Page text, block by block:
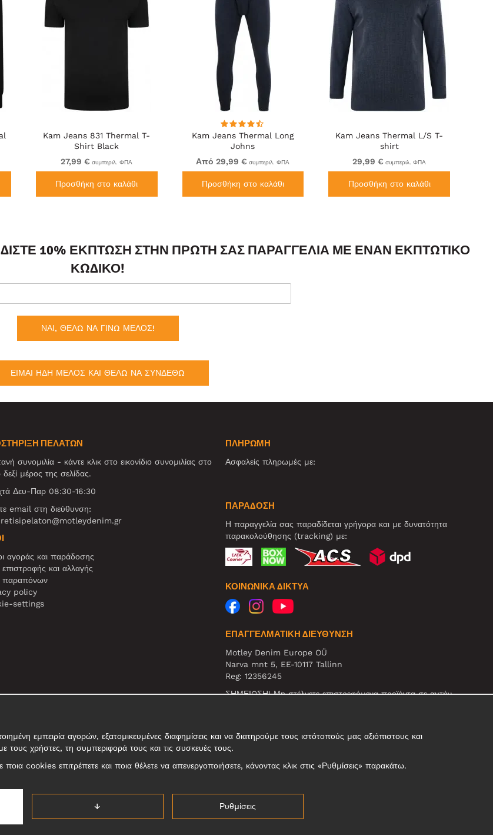
Kam Jeans 831 Thermal T-
Shirt Black
27,99 € συμπεριλ. ΦΠΑ
Προσθήκη στο καλάθι
Kam Jeans Thermal Long
Johns
Από 29,99 € συμπεριλ. ΦΠΑ
Προσθήκη στο καλάθι
Kam Jeans Thermal L/S T-
shirt
29,99 € συμπεριλ. ΦΠΑ
Προσθήκη στο καλάθι
10% ΈΚΠΤΩΣΗ ΣΤΗΝ ΠΡΏΤΗ ΣΑΣ ΠΑΡΑΓΓΕΛΊΑ ΜΕ ΈΝΑΝ ΕΚΠΤΩΤΙΚΌ
ΚΩΔΙΚΌ!
ΝΑΙ, ΘΕΛΩ ΝΑ ΓΙΝΩ ΜΕΛΟΣ!
ΕΙΜΑΙ ΗΔΗ ΜΕΛΟΣ ΚΑΙ ΘΕΛΩ ΝΑ ΣΥΝΔΕΘΩ
ΠΕΛΑΤΩΝ
συνομιλία - κάντε κλικ στο εικονίδιο συνομιλίας στο
μέρος της σελίδας.
Δευ-Παρ 08:30-16:30
email στη διεύθυνση:
αγοράς και παράδοσης
και αλλαγής
παραπόνων
policy
settings
ΠΛΗΡΩΜΗ
Ασφαλείς πληρωμές με:
ΠΑΡΑΔΟΣΗ
Η παραγγελία σας παραδίδεται γρήγορα και με δυνατότητα
παρακολούθησης (tracking) με:
ΚΟΙΝΩΝΙΚΆ ΔΊΚΤΥΑ
ΕΠΑΓΓΕΛΜΑΤΙΚΗ ΔΙΕΥΘΥΝΣΗ
Motley Denim Europe OÜ
Narva mnt 5, EE-10117 Tallinn
Reg: 12356245
ΣΗΜΕΙΩΣΗ! Μη στέλνετε επιστρεφόμενα προϊόντα σε αυτήν
εμπειρία αγορών, εξατομικευμένες διαφημίσεις και να διατηρούμε τους ιστότοπούς μας αξιόπιστους και
τους χρήστες, τη συμπεριφορά τους και τις συσκευές τους.
cookies επιτρέπετε και ποια θέλετε να απενεργοποιήσετε, κάνοντας κλικ στις «Ρυθμίσεις» παρακάτω.
Ρυθμίσεις
↓